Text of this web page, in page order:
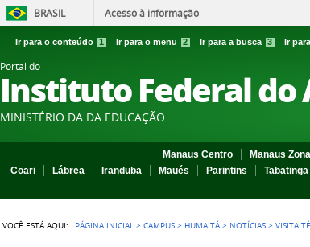
BRASIL Acesso à informação
Ir para o conteúdo 1 Ir para o menu 2 Ir para a busca 3 Ir
Portal do
Instituto Federal do
MINISTÉRIO DA DA EDUCAÇÃO
Manaus Centro Manaus
Coari
Lábrea Iranduba Maués Parintins Tabatinga
VOCÊ ESTÁ AQUI: PÁGINA INICIAL >CAMPUS > HUMAITÁ > NOTÍCIAS >VISITA